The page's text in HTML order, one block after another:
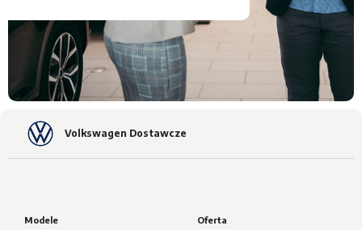
Volkswagen Dostawcze
Modele Oferta